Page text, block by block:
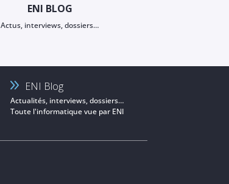
ENI BLOG
Actus, interviews, dossiers…
ENI Blog
Actualités, interviews, dossiers…
Toute l'informatique vue par ENI